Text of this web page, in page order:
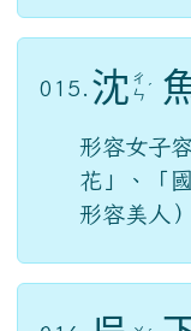
015. 沈 ㄔ
ㄣ ˊ
形容女子
花」、「
形容美人）